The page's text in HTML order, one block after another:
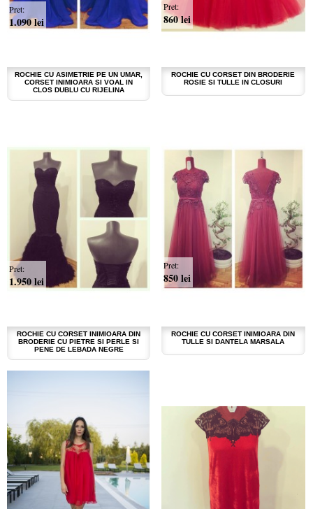
ROCHIE CU ASIMETRIE PE UN UMAR,
CORSET INIMIOARA SI VOAL IN
CLOS DUBLU CU RIJELINA
Pret:
1.090 lei
ROCHIE CU CORSET DIN BRODERIE
ROSIE SI TULLE IN CLOSURI
Pret:
860 lei
ROCHIE CU CORSET INIMIOARA DIN
BRODERIE CU PIETRE SI PERLE SI
PENE DE LEBADA NEGRE
Pret:
1.950 lei
ROCHIE CU CORSET INIMIOARA DIN
TULLE SI DANTELA MARSALA
Pret:
850 lei